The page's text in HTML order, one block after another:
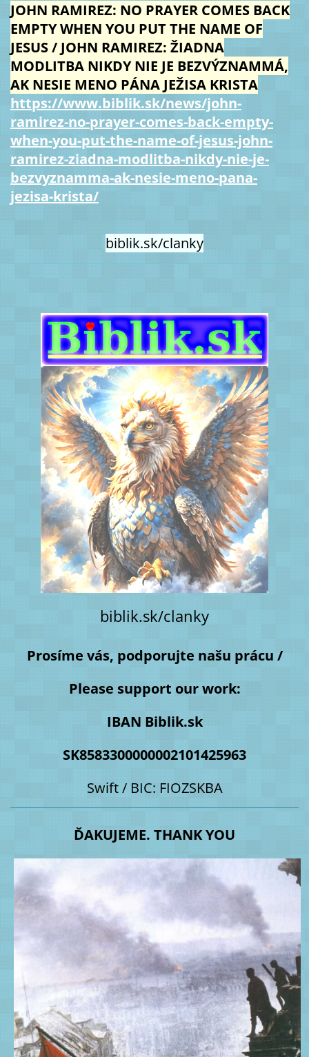
JOHN RAMIREZ: NO PRAYER COMES BACK
EMPTY WHEN YOU PUT THE NAME OF
JESUS / JOHN RAMIREZ: ŽIADNA
MODLITBA NIKDY NIE JE BEZVÝZNAMMÁ,
AK NESIE MENO PÁNA JEŽISA KRISTA
https://www.biblik.sk/news/john-
ramirez-no-prayer-comes-back-empty-
when-you-put-the-name-of-jesus-john-
ramirez-ziadna-modlitba-nikdy-nie-je-
bezvyznamma-ak-nesie-meno-pana-
jezisa-krista/
biblik.sk/clanky
biblik.sk/clanky
Prosíme vás, podporujte našu prácu /
Please support our work:
IBAN Biblik.sk
SK8583300000002101425963
Swift / BIC: FIOZSKBA
ĎAKUJEME. THANK YOU